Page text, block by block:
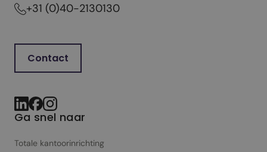
+31 (0)40-2130130
Contact
Ga snel naar
Totale kantoorinrichting